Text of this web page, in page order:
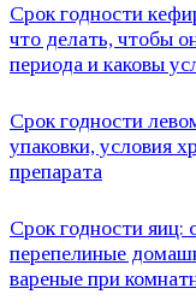
Срок годности
что делать, чтобы
периода и каковы
Срок годности
упаковки, условия
препарата
Cрок годности яиц:
перепелиные
вареные при